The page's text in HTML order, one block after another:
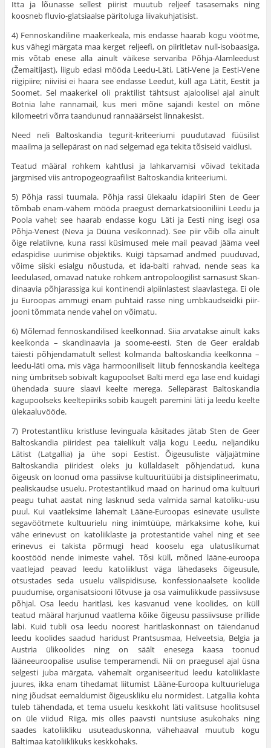
Itta ja lõunasse sellest piirist muutub reljeef tasasemaks ning
koosneb fluvio-glatsiaalse päritoluga liivakuhjatisist.
4) Fennoskandiline maakerkeala, mis endasse haa­rab kogu vöötme,
kus vähegi märgata maa kerget reljeefi, on piiritle­tav null-isobaasiga,
mis võtab enese alla ainult väikese servariba Põhja-Alamleedust
(Žemaitijast), liigub edasi mööda Leedu-Läti, Läti-Vene ja Eesti-Vene
riigipiire; niiviisi ei haara see endasse Leedut, küll aga Lätit, Eestit ja
Soomet. Sel maakerkel oli praktilist tähtsust ajaloo­lisel ajal ainult
Botnia lahe rannamail, kus meri mõne sajandi kestel on mõne
kilomeetri võrra taandunud rannaäärseist linnakesist.
Need neli Baltoskandia tegurit-kriteeriumi puudutavad füüsilist
maailma ja sellepärast on nad selgemad ega tekita tõsiseid vaidlusi.
Teatud määral rohkem kahtlusi ja lahkarvamisi võivad tekitada
järgmised viis antropogeograafilist Baltoskandia kriteeriumi.
5) Põhja rassi tuumala. Põhja rassi ülekaalu idapiiri Sten de Geer
tõmbab enam-vähem mööda praegust demarkatsiooniliini Leedu ja
Poola vahel; see haarab endasse kogu Läti ja Eesti ning isegi osa
Põhja-Venest (Neva ja Düüna vesikonnad). See piir võib olla ainult
õige relatiivne, kuna rassi küsimused meie mail peavad jääma veel
edaspidise uurimise objektiks. Kuigi täpsamad andmed puuduvad,
võime siiski esialgu nõustuda, et ida-balti rahvad, nende seas ka
leedulased, omavad natuke rohkem antropoloogilist sarnasust Skan­
dinaavia põhjarassiga kui kontinendi alpiinlastest slaavlastega. Ei ole
ju Euroopas ammugi enam puhtaid rasse ning umbkaudseidki piir­
jooni tõmmata nende vahel on võimatu.
6) Mõlemad fennoskandilised keelkonnad. Siia arvatakse ainult kaks
keelkonda – skandinaavia ja soome-eesti. Sten de Geer eraldab
täiesti põhjendamatult sellest kolmanda baltoskandia keelkonna –
leedu-läti oma, mis väga harmooniliselt liitub fenno­skandia keeltega
ning ümbritseb sobivalt kagupoolset Balti merd ega lase end kuidagi
ühendada suure slaavi keelte merega. Sellepärast Baltoskandia
kagupoolseks keeltepiiriks sobib kaugelt paremini läti ja leedu keelte
ülekaaluvööde.
7) Protestantliku kristluse levinguala käsita­des jätab Sten de Geer
Baltoskandia piiridest pea täielikult välja kogu Leedu, neljandiku
Lätist (Latgallia) ja ühe sopi Eestist. Õigeusuliste väljajätmine
Baltoskandia piiridest oleks ju küllaldaselt põhjendatud, kuna
õigeusk on loonud oma passiivse kultuuritüübi ja distsiplineeri­matu,
pealiskaudse usuelu. Protestantlikud maad on harinud oma kultuuri
peagu tuhat aastat ning lasknud seda valmida samal katoliku-usu
puul. Kui vaatleksime lähemalt Lääne-Euroopas esinevate usuliste
segavöötmete kultuurielu ning inimtüüpe, märkaksime kohe, kui
vähe erinevust on katoliiklaste ja protestantide vahel ning et see
erinevus ei takista põrmugi head kooselu ega ulatuslikumat
koostööd nende inimeste vahel. Tõsi küll, mõned lääne-euroopa
vaatlejad peavad leedu katoliiklust väga lähedaseks õigeusule,
otsustades seda usu­elu välispidisuse, konfessionaalsete koolide
puudumise, organisatsi­ooni lõtvuse ja osa vaimulikkude passiivsuse
põhjal. Osa leedu harit­lasi, kes kasvanud vene koolides, on küll
teatud määral harjunud vaat­lema kõike õigeusu passiivsuse prillide
läbi. Kuid tubli osa leedu noorest haritlaskonnast on täiendanud
leedu koolides saadud haridust Prantsusmaa, Helveetsia, Belgia ja
Austria ülikoolides ning on säält enesega kaasa toonud
lääneeuroopalise usulise temperamendi. Nii on praegusel ajal üsna
selgesti juba märgata, vähemalt organiseeritud leedu katoliiklaste
juures, ikka enam tihedamat liitumist Lääne-Euroopa kultuurieluga
ning jõudsat eemaldumist õigeuskliku elu normidest. Latgallia kohta
tuleb tähendada, et tema usuelu keskkoht läti valitsuse hoolitsusel
on üle viidud Riiga, mis olles paavsti nuntsiuse asukohaks ning
saades katoliikliku usuteaduskonna, vähehaaval muutub kogu
Baltimaa katoliiklikuks keskkohaks.